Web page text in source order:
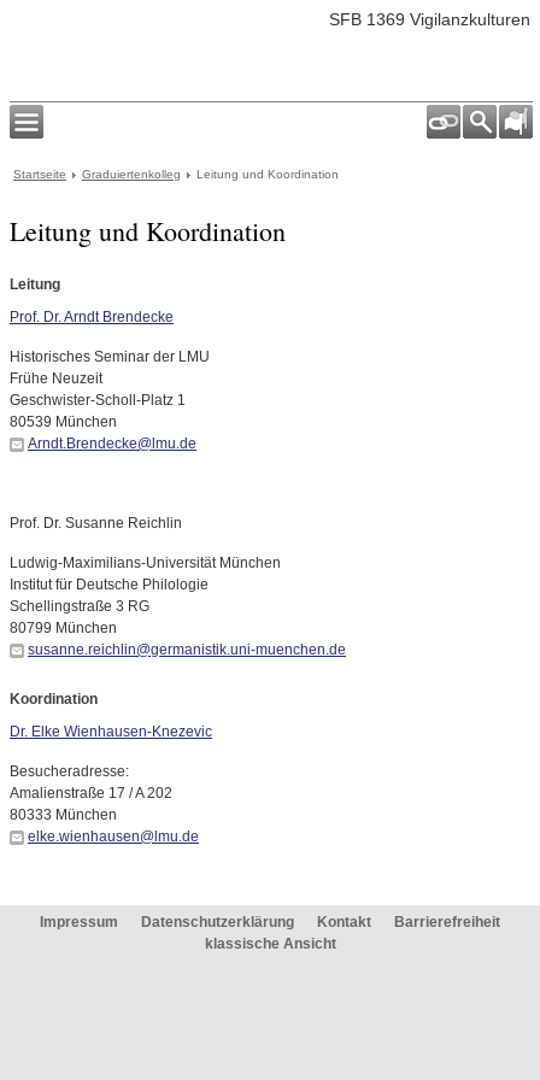
SFB 1369 Vigilanzkulturen
Startseite Graduiertenkolleg Leitung und Koordination
Leitung und Koordination
Leitung
Prof. Dr. Arndt Brendecke
Historisches Seminar der LMU
Frühe Neuzeit
Geschwister-Scholl-Platz 1
80539 München
Arndt.Brendecke@lmu.de
Prof. Dr. Susanne Reichlin
Ludwig-Maximilians-Universität München
Institut für Deutsche Philologie
Schellingstraße 3 RG
80799 München
susanne.reichlin@germanistik.uni-muenchen.de
Koordination
Dr. Elke Wienhausen-Knezevic
Besucheradresse:
Amalienstraße 17 / A 202
80333 München
elke.wienhausen@lmu.de
Impressum Datenschutzerklärung Kontakt
Barrierefreiheit
klassische Ansicht